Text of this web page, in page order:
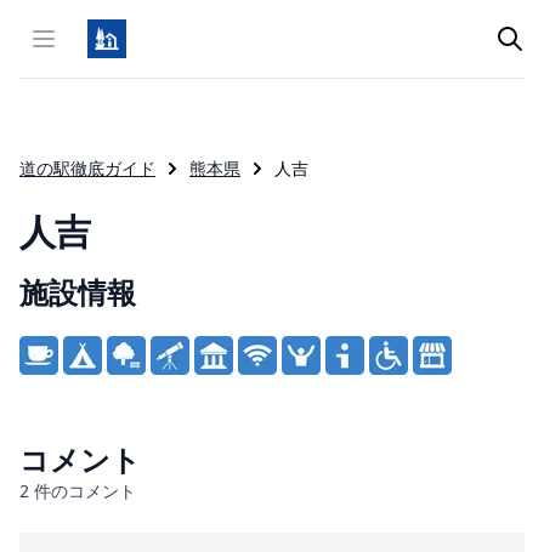
Open menu
道の駅徹底ガイド 熊本県 人吉
人吉
Product information
施設情報
コメント
2 件のコメント